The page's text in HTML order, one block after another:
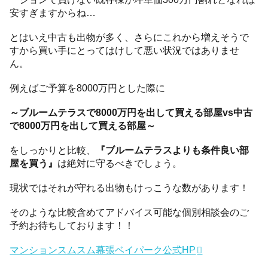
安すぎますからね…
とはいえ中古も出物が多く、さらにこれから増えそうで
すから買い手にとってはけして悪い状況ではありませ
ん。
例えばご予算を8000万円とした際に
～ブルームテラスで8000万円を出して買える部屋vs中古
で8000万円を出して買える部屋～
をしっかりと比較、
『ブルームテラスよりも条件良い部
屋を買う』 は絶対に守るべきでしょう。
現状ではそれが守れる出物もけっこうな数があります！
そのような比較含めてアドバイス可能な個別相談会のご
予約お待ちしております！！
マンションスムスム幕張ベイパーク公式HP